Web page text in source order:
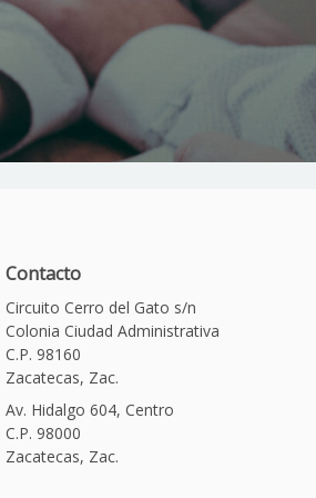
Contacto
Circuito Cerro del Gato s/n
Colonia Ciudad Administrativa
C.P. 98160
Zacatecas, Zac.
Av. Hidalgo 604, Centro
C.P. 98000
Zacatecas, Zac.